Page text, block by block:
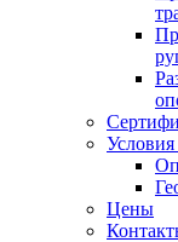
Условия
Цены